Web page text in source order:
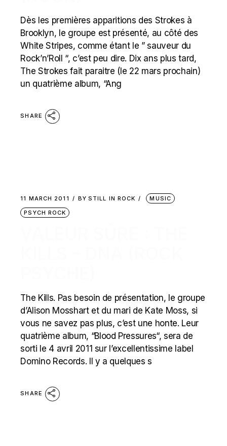
Dès les premières apparitions des Strokes à
Brooklyn, le groupe est présenté, au côté des
White Stripes, comme étant le ” sauveur du
Rock’n’Roll “, c’est peu dire. Dix ans plus tard,
The Strokes fait paraitre (le 22 mars prochain)
un quatrième album, “Ang
SHARE
11 MARCH 2011 BY STILL IN ROCK
MUSIC
PSYCH ROCK
The Kills. Pas besoin de présentation, le groupe
d’Alison Mosshart et du mari de Kate Moss, si
vous ne savez pas plus, c’est une honte. Leur
quatrième album, “Blood Pressures“, sera de
sorti le 4 avril 2011 sur l’excellentissime label
Domino Records. Il y a quelques s
SHARE